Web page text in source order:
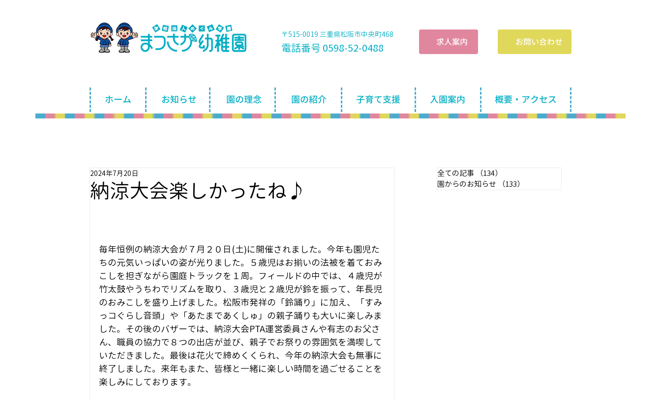
〒515-0019 三重県松阪市中央町468
電話番号 0598-52-0488 ​求人案内 お問い合わせ
ホーム お知らせ 園の理念 園の紹介 子育て支援 入園案内 概要・アクセス
納涼大会楽しかったね♪
2024年7月20日
毎年恒例の納涼大会が７月２０日(土)に開催されました。今年も園児た
ちの元気いっぱいの姿が光りました。５歳児はお揃いの法被を着ておみ
こしを担ぎながら園庭トラックを１周。フィールドの中では、４歳児が
竹太鼓やうちわでリズムを取り、３歳児と２歳児が鈴を振って、年長児
のおみこしを盛り上げました。松阪市発祥の「鈴踊り」に加え、「すみ
っコぐらし音頭」や「あたまであくしゅ」の親子踊りも大いに楽しみま
した。その後のバザーでは、納涼大会PTA運営委員さんや有志のお父さ
ん、職員の協力で８つの出店が並び、親子でお祭りの雰囲気を満喫して
いただきました。最後は花火で締めくくられ、今年の納涼大会も無事に
終了しました。来年もまた、皆様と一緒に楽しい時間を過ごせることを
楽しみにしております。
全ての記事 （134）
園からのお知らせ
（133）